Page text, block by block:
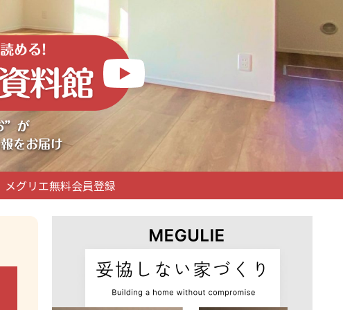
メグリエ無料会員登録